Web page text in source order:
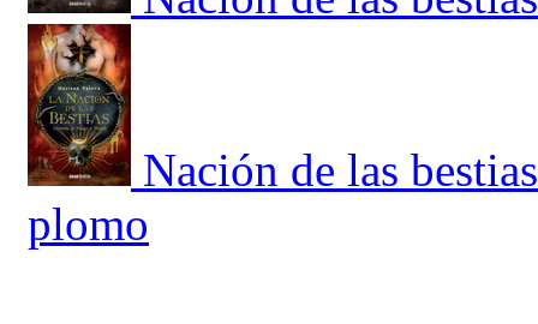
Nación de las
plomo